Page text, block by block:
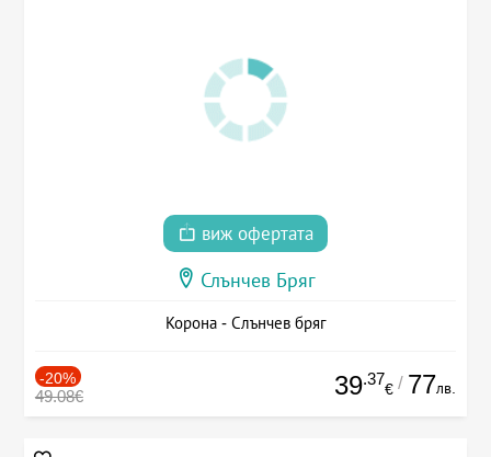
виж офертата
Слънчев Бряг
Корона - Слънчев бряг
-20%
49.08€ 39.37
€ / 77лв.